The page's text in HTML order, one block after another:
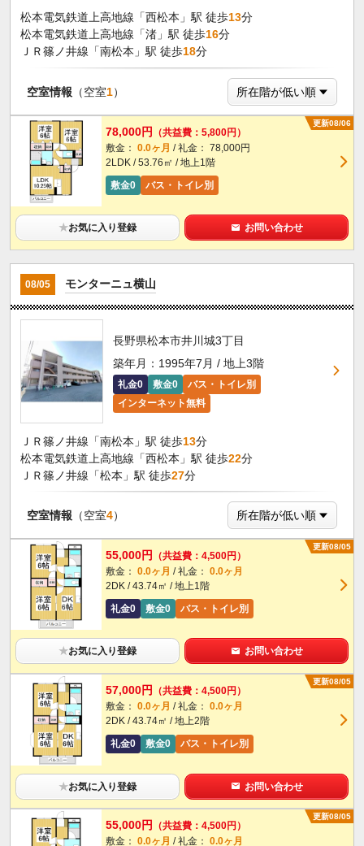
松本電気鉄道上高地線「西松本」駅 徒歩13分
松本電気鉄道上高地線「渚」駅 徒歩16分
ＪＲ篠ノ井線「南松本」駅 徒歩18分
空室情報 （空室1）
更新08/06
78,000円
（共益費：5,800円）
敷金： 0.0ヶ月 / 礼金： 78,000円
2LDK / 53.76㎡ / 地上1階
敷金0
バス・トイレ別
★お気に入り登録 お問い合わせ
08/05 モンターニュ横山
長野県松本市井川城3丁目
築年月：1995年7月 / 地上3階
礼金0 敷金0
バス・トイレ別
インターネット無料
ＪＲ篠ノ井線「南松本」駅 徒歩13分
松本電気鉄道上高地線「西松本」駅 徒歩22分
ＪＲ篠ノ井線「松本」駅 徒歩27分
空室情報 （空室4）
更新08/05
55,000円
（共益費：4,500円）
敷金： 0.0ヶ月 / 礼金： 0.0ヶ月
2DK / 43.74㎡ / 地上1階
礼金0
敷金0 バス・トイレ別
★お気に入り登録 お問い合わせ
更新08/05
57,000円
（共益費：4,500円）
敷金： 0.0ヶ月 / 礼金： 0.0ヶ月
2DK / 43.74㎡ / 地上2階
礼金0
敷金0 バス・トイレ別
★お気に入り登録 お問い合わせ
更新08/05
55,000円
（共益費：4,500円）
敷金： 0.0ヶ月 / 礼金： 0.0ヶ月